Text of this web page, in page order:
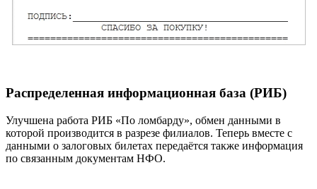
Распределенная информационная база (РИБ)
Улучшена работа РИБ «По ломбарду», обмен данными в
которой производится в разрезе филиалов. Теперь вместе с
данными о залоговых билетах передаётся также информация
по связанным документам НФО.